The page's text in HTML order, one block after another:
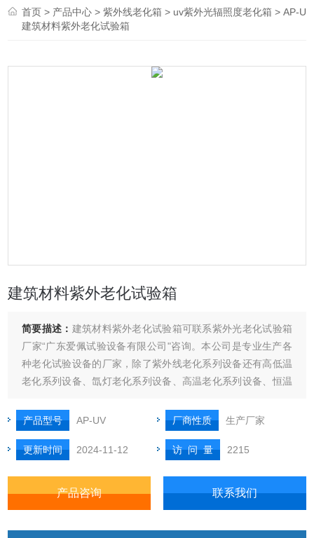
首页 > 产品中心 >紫外线老化箱 > uv紫外光辐照度老化箱 > AP-UV
建筑材料紫外老化试验箱
建筑材料紫外老化试验箱
简要描述： 建筑材料紫外老化试验箱可联系紫外光老化试验箱
厂家“广东爱佩试验设备有限公司"咨询。本公司是专业生产各
种老化试验设备的厂家，除了紫外线老化系列设备还有高低温
老化系列设备、氙灯老化系列设备、高温老化系列设备、恒温
老化试验的设备均可一起联系我们。
产品型号 AP-UV 厂商性质 生产厂家
更新时间 2024-11-12 访 问 量 2215
产品咨询 联系我们